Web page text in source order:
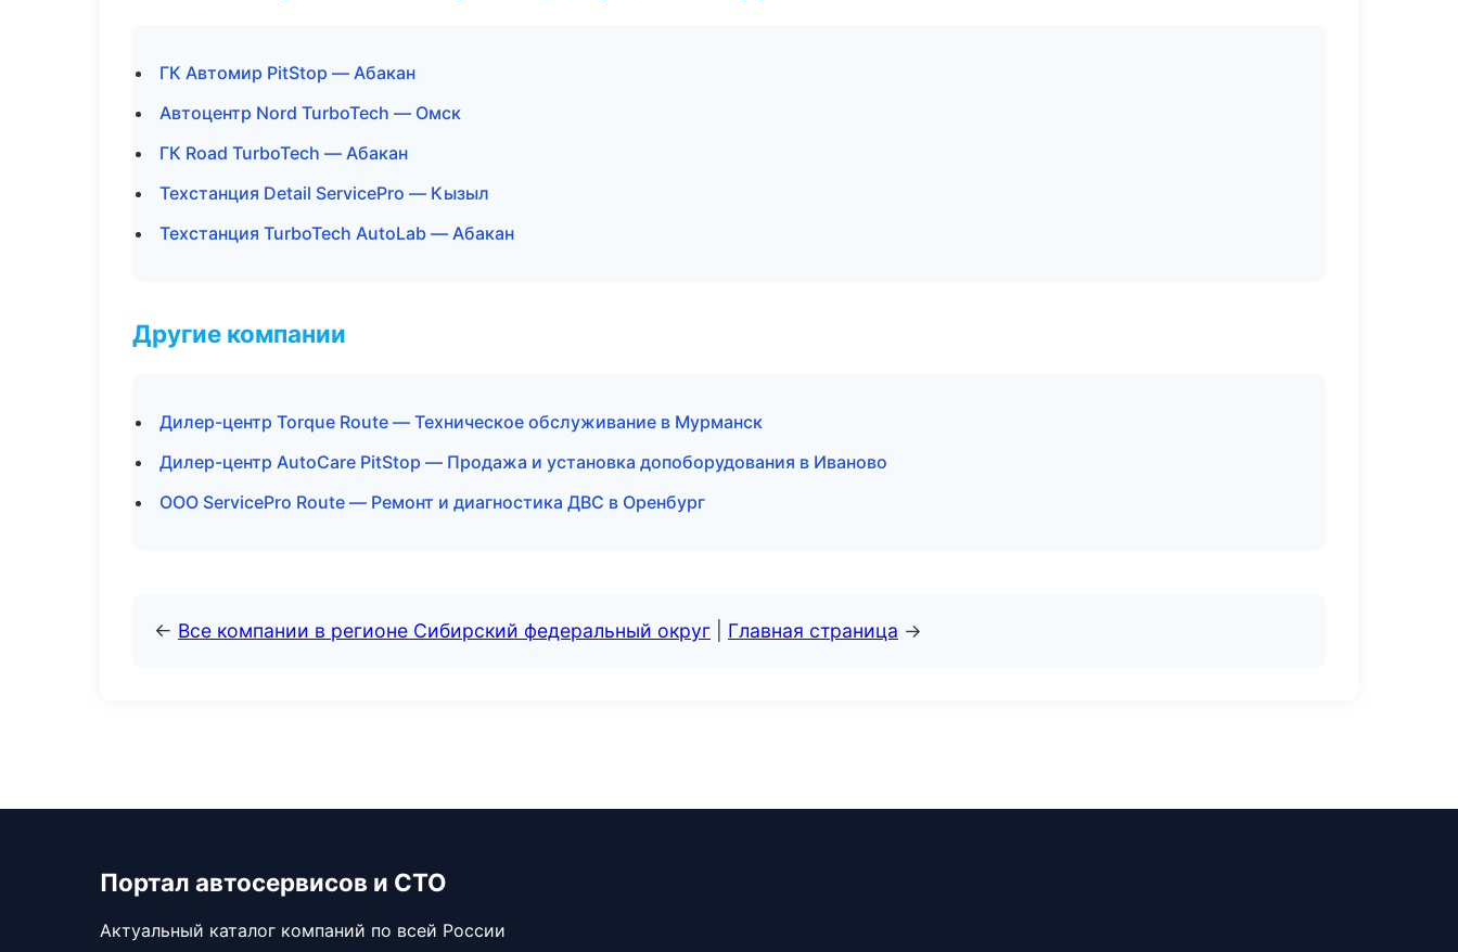
ГК Автомир PitStop — Абакан
Автоцентр Nord TurboTech — Омск
ГК Road TurboTech — Абакан
Техстанция Detail ServicePro — Кызыл
Техстанция TurboTech AutoLab — Абакан
Другие компании
Дилер-центр Torque Route — Техническое обслуживание в Мурманск
Дилер-центр AutoCare PitStop — Продажа и установка допоборудования в Иваново
ООО ServicePro Route — Ремонт и диагностика ДВС в Оренбург
← Все компании в регионе Сибирский федеральный округ Главная страница →
Портал автосервисов и СТО
Актуальный каталог компаний по всей России